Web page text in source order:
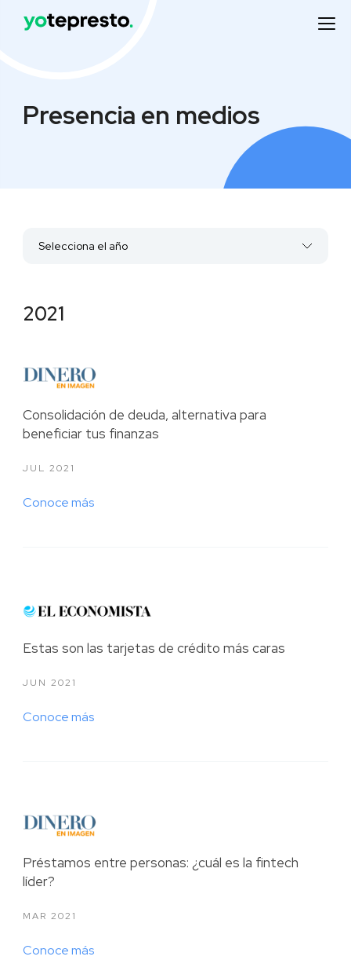
Presencia en medios
Selecciona el año
2020
2019
2021
Consolidación de deuda, alternativa para
beneficiar tus finanzas
JUL 2021
Conoce más
Estas son las tarjetas de crédito más caras
JUN 2021
Conoce más
Préstamos entre personas: ¿cuál es la fintech
líder?
MAR 2021
Conoce más